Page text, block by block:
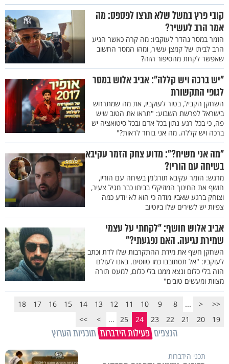
קובי פרץ במשל שלא תרצו לפספס: מה
אמר הרב לעשיר?
הזמר במסר נהדר לעוקביו: מה קרה כאשר הגיע
הרב לביתו של קמצן עשיר, ומהו המסר החשוב
שאפשר לקחת מהסיפור הזה?
"יש ברכה ויש קללה": אביב אלוש במסר
לגופי התקשורת
השחקן הקביל, בטור לעוקביו, את מה שמתרחש
בישראל לפרשת השבוע: "תראו את הטוב שיש
פה, כי בכל רגע נתון בכל אדם ובכל סיטואציה יש
ברכה ויש קללה. מה אני בוחר לראות?"
"מה אני משיח?": מדוע צחק הזמר עקיבא
בשיחה עם הוריו?
מרגש: הזמר עקיבא תורג'מן בשיחה עם הוריו,
חושף את החינוך המוזיקלי בביתו כבר מגיל צעיר,
וצוחק ברגע שאביו מודה כי הוא לא יודע כמה
צפיות יש לשירים שלו ביוטיוב
אביב אלוש חושף: "לקחתי על עצמי
שמירת נגיעה. האם נפגעתי?"
השחקן חשף את מידת ההתקרבות שלו לדת וכתב
לעוקביו: "אל תסתובבו כמו טווסים. באנו לעולם
הזה בלי כלום ונצא ממנו בלי כלום, למעט תורה
מצוות ומעשים טובים"
<<
<
...
8
9
10
11
12
13
14
15
16
17
18
19
20
21
22
23
24
25
...
>
>>
הנצפים פעילות הידברות תוכניות הערוץ
תכני הידברות